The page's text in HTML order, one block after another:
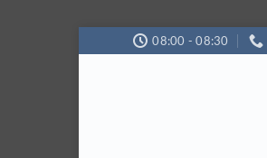
qua
08:00 - 08:30